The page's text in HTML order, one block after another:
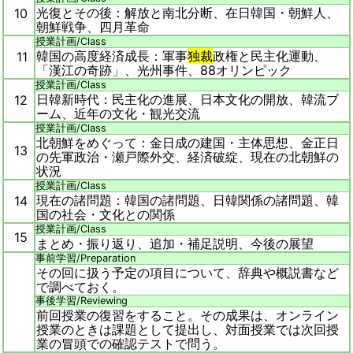
10 光復とその後：解放と南北分断、在日韓国・朝鮮人、
朝鮮戦争、四月革命
11
授業計画/Class
韓国の高度経済成長：軍事独裁政権と民主化運動、
「漢江の奇跡」、光州事件、88オリンピック
12
授業計画/Class
日韓新時代：民主化の進展、日本文化の開放、韓流ブ
ーム、近年の文化・観光交流
13
授業計画/Class
北朝鮮をめぐって：金日成の建国・主体思想、金正日
の先軍政治・瀬戸際外交、経済破綻、現在の北朝鮮の
状況
14
授業計画/Class
現在の諸問題：韓国の諸問題、日韓関係の諸問題、韓
国の社会・文化との関係
15
授業計画/Class
まとめ・振り返り、追加・補足説明、今後の展望
事前学習/Preparation
その回に扱う予定の項目について、辞典や概説書など
で調べておく。
事後学習/Reviewing
前回授業の復習をすること。その成果は、オンライン
授業のときは課題として提出し、対面授業では次回授
業の冒頭での確認テストで問う。